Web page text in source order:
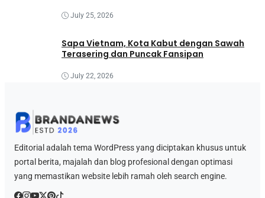
July 25, 2026
Sapa Vietnam, Kota Kabut dengan Sawah
Terasering dan Puncak Fansipan
July 22, 2026
Editorial adalah tema WordPress yang diciptakan khusus untuk
portal berita, majalah dan blog profesional dengan optimasi
yang memastikan website lebih ramah oleh search engine.